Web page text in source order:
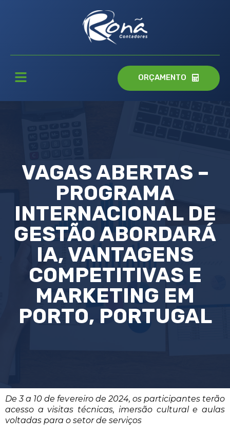
ORÇAMENTO
VAGAS ABERTAS –
PROGRAMA
INTERNACIONAL DE
GESTÃO ABORDARÁ
IA, VANTAGENS
COMPETITIVAS E
MARKETING EM
PORTO, PORTUGAL
De 3 a 10 de fevereiro de 2024, os participantes terão
acesso a visitas técnicas, imersão cultural e aulas
voltadas para o setor de serviços